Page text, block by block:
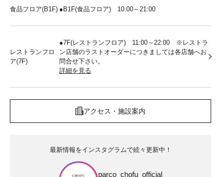
食品フロア(B1F) ●B1F(食品フロア) 10:00～21:00
レストランフロ
ア(7F)
●7F(レストランフロア) 11:00～22:00 ※レストラ
ン店舗のラストオーダーにつきましては各店舗へお
問合せ下さい。
詳細を見る
アクセス・施設案内
最新情報をインスタグラムで続々更新中！
parco_chofu_official